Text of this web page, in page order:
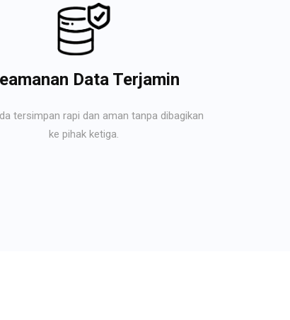
Data Terjamin
tersimpan rapi dan aman tanpa dibagikan
ke pihak ketiga.